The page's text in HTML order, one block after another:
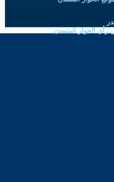
رأي الحوار المتمدن